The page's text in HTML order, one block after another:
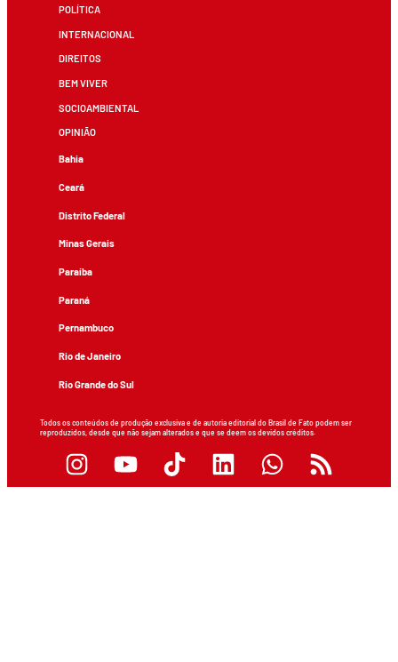
POLÍTICA
INTERNACIONAL
DIREITOS
BEM VIVER
SOCIOAMBIENTAL
OPINIÃO
Bahia
Ceará
Distrito Federal
Minas Gerais
Paraíba
Paraná
Pernambuco
Rio de Janeiro
Rio Grande do Sul
Todos os conteúdos de produção exclusiva e de autoria editorial do Brasil de Fato podem ser
reproduzidos, desde que não sejam alterados e que se deem os devidos créditos.